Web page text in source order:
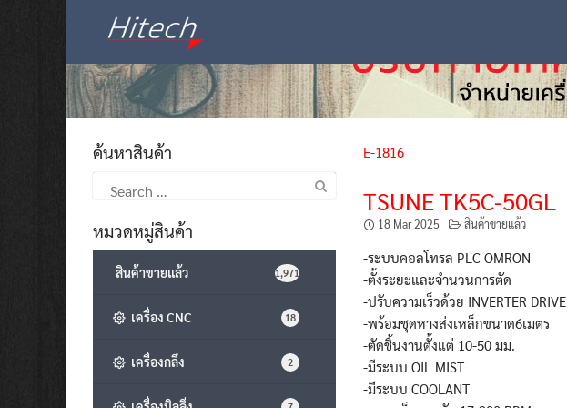
E-1816
TSUNE TK5C-50GL
18 Mar 2025 สินค้าขายแล้ว
-ระบบคอลโทรล PLC OMRON
-ตั้งระยะและจำนวนการตัด
-ปรับความเร็วด้วย INVERTER DRIVE
-พร้อมชุดหางส่งเหล็กขนาด6เมตร
-ตัดชิ้นงานตั้งแต่ 10-50 มม.
-มีระบบ OIL MIST
-มีระบบ COOLANT
ค้นหาสินค้า
for:
หมวดหมู่สินค้า
สินค้าขายแล้ว 1,971
เครื่อง CNC 18
เครื่องกลึง 2